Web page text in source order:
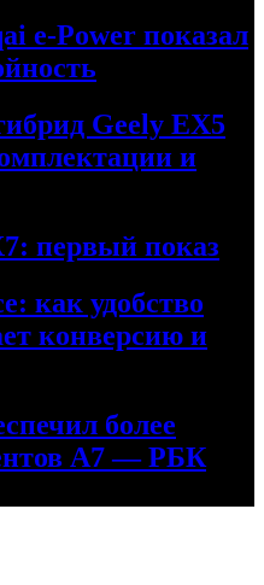
e-Power показал
Geely EX5
и
первый показ
как удобство
конверсию и
более
А7 — РБК